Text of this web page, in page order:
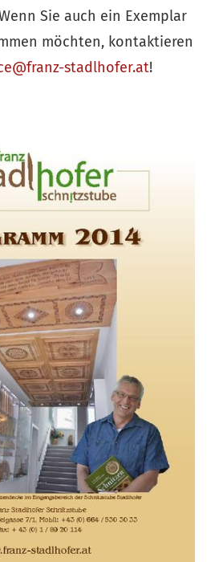
Sie auch ein Exemplar
möchten, kontaktieren
stadlhofer.at!